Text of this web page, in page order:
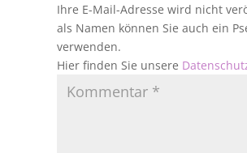
Ihre E-Mail-Adresse wird nicht
als Namen können Sie auch ein
verwenden.
Hier finden Sie unsere